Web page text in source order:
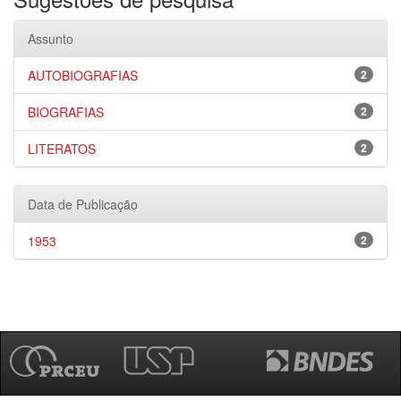
Assunto
2
AUTOBIOGRAFIAS
2
BIOGRAFIAS
2
LITERATOS
Data de Publicação
2
1953